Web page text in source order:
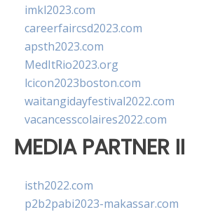
imkl2023.com
careerfaircsd2023.com
apsth2023.com
MedItRio2023.org
lcicon2023boston.com
waitangidayfestival2022.com
vacancesscolaires2022.com
MEDIA PARTNER II
isth2022.com
p2b2pabi2023-makassar.com